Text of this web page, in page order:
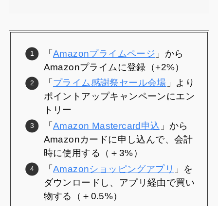
「Amazonプライムページ 」から
Amazonプライムに登録（+2%）
「 プライム感謝祭セール会場 」より
ポイントアップキャンペーンにエン
トリー
「 Amazon Mastercard申込 」から
Amazonカードに申し込んで、会計
時に使用する（＋3%）
「Amazonショッピングアプリ 」を
ダウンロードし、アプリ経由で買い
物する（＋0.5%）